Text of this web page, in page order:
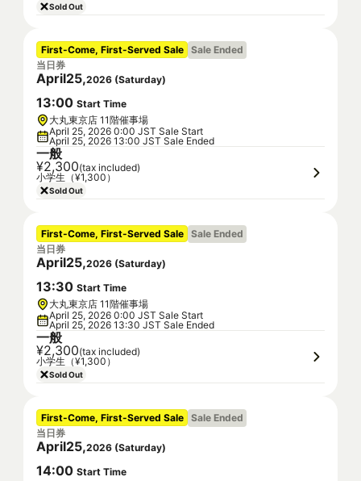
Sold Out
First-Come, First-Served Sale Sale Ended
当日券
April25,2026 (Saturday)
13:00 Start Time
大丸東京店 11階催事場
April 25, 2026 0:00 JST Sale Start
April 25, 2026 13:00 JST Sale Ended
一般
¥2,300(tax included)
小学生（¥1,300）
Sold Out
First-Come, First-Served Sale Sale Ended
当日券
April25,2026 (Saturday)
13:30 Start Time
大丸東京店 11階催事場
April 25, 2026 0:00 JST Sale Start
April 25, 2026 13:30 JST Sale Ended
一般
¥2,300(tax included)
小学生（¥1,300）
Sold Out
First-Come, First-Served Sale Sale Ended
当日券
April25,2026 (Saturday)
14:00 Start Time